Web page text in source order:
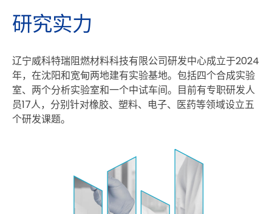
研究实力
辽宁威科特瑞阻燃材料科技有限公司研发中心成立于2024
年，在沈阳和宽甸两地建有实验基地。包括四个合成实验
室、两个分析实验室和一个中试车间。目前有专职研发人
员17人，分别针对橡胶、塑料、电子、医药等领域设立五
个研发课题。